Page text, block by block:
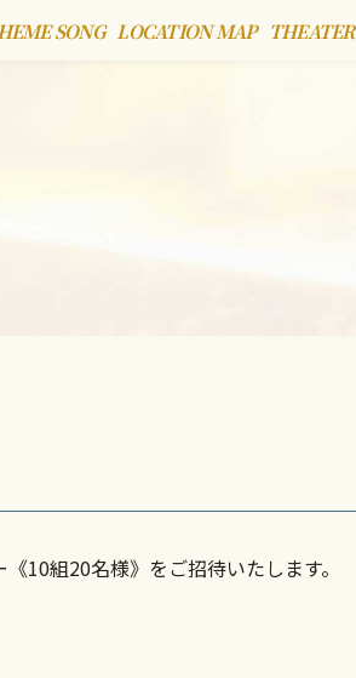
SONG LOCATION MAP THEATER
10組20名様》をご招待いたします。